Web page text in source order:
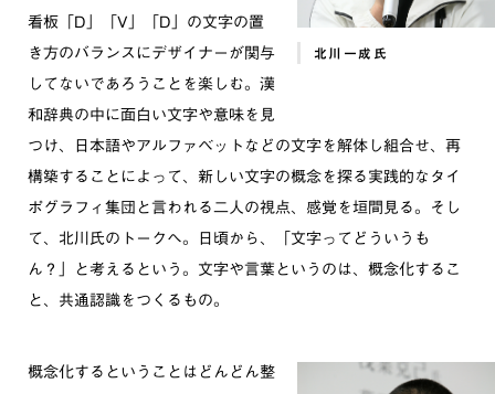
北川一成氏
看板「D」「V」「D」の文字の置
き方のバランスにデザイナーが関与
してないであろうことを楽しむ。漢
和辞典の中に面白い文字や意味を見
つけ、日本語やアルファベットなどの文字を解体し組合せ、再
構築することによって、新しい文字の概念を探る実践的なタイ
ポグラフィ集団と言われる二人の視点、感覚を垣間見る。そし
て、北川氏のトークへ。日頃から、「文字ってどういうも
ん？」と考えるという。文字や言葉というのは、概念化するこ
と、共通認識をつくるもの。
概念化するということはどんどん整